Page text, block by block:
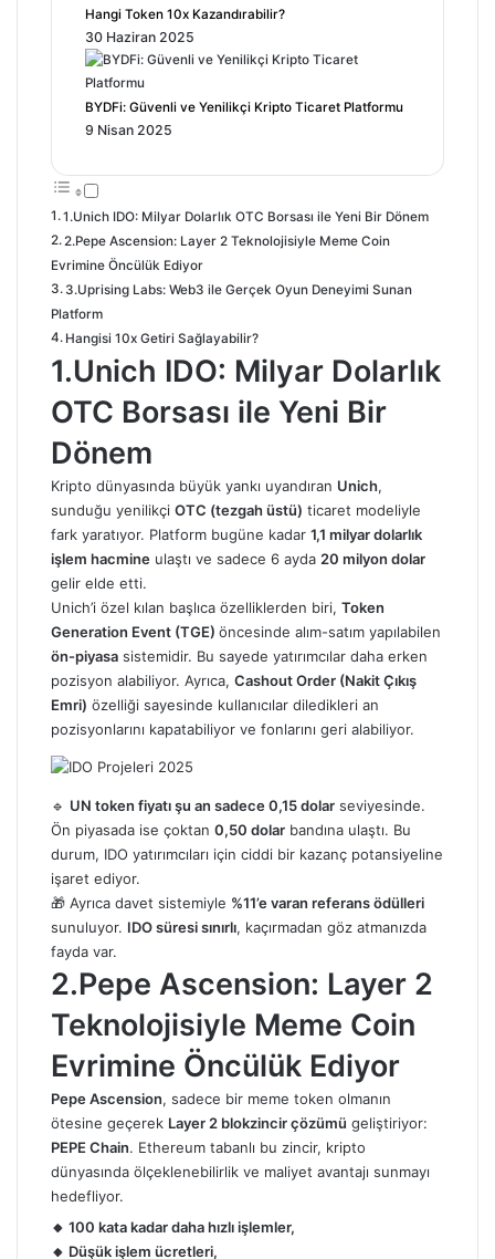
Hangi Token 10x Kazandırabilir?
30 Haziran 2025
BYDFi: Güvenli ve Yenilikçi Kripto Ticaret Platformu
9 Nisan 2025
1.Unich IDO: Milyar Dolarlık OTC Borsası ile Yeni Bir Dönem
2.Pepe Ascension: Layer 2 Teknolojisiyle Meme Coin
Evrimine Öncülük Ediyor
3.Uprising Labs: Web3 ile Gerçek Oyun Deneyimi Sunan
Platform
Hangisi 10x Getiri Sağlayabilir?
1.Unich IDO: Milyar Dolarlık
OTC Borsası ile Yeni Bir
Dönem
Kripto dünyasında büyük yankı uyandıran Unich,
sunduğu yenilikçi OTC (tezgah üstü) ticaret modeliyle
fark yaratıyor. Platform bugüne kadar 1,1 milyar dolarlık
işlem hacmine ulaştı ve sadece 6 ayda 20 milyon dolar
gelir elde etti.
Unich’i özel kılan başlıca özelliklerden biri, Token
Generation Event (TGE) öncesinde alım-satım yapılabilen
ön-piyasa sistemidir. Bu sayede yatırımcılar daha erken
pozisyon alabiliyor. Ayrıca, Cashout Order (Nakit Çıkış
Emri) özelliği sayesinde kullanıcılar diledikleri an
pozisyonlarını kapatabiliyor ve fonlarını geri alabiliyor.
🔹 UN token fiyatışu an sadece 0,15 dolar seviyesinde.
Ön piyasada ise çoktan 0,50 dolar bandına ulaştı. Bu
durum, IDO yatırımcıları için ciddi bir kazanç potansiyeline
işaret ediyor.
🎁 Ayrıca davet sistemiyle %11’e varan referans ödülleri
sunuluyor. IDO süresi sınırlı, kaçırmadan göz atmanızda
fayda var.
2.Pepe Ascension: Layer 2
Teknolojisiyle Meme Coin
Evrimine Öncülük Ediyor
Pepe Ascension, sadece bir meme token olmanın
ötesine geçerek Layer 2 blokzincir çözümü geliştiriyor:
PEPE Chain. Ethereum tabanlı bu zincir, kripto
dünyasında ölçeklenebilirlik ve maliyet avantajı sunmayı
hedefliyor.
🔸 100 kata kadar daha hızlı işlemler,
🔸 Düşük işlem ücretleri,